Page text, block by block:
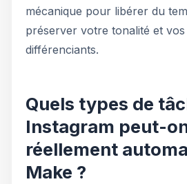
mécanique pour libérer du
préserver votre tonalité et vos
différenciants.
Quels types de
Instagram peut-
réellement
Make ?